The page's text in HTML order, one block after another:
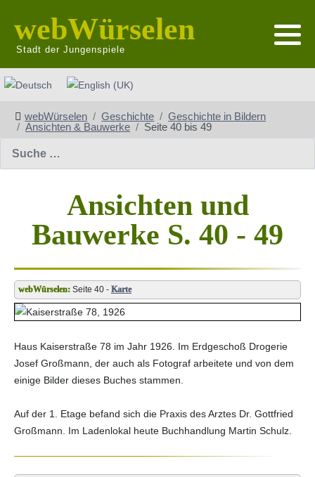
webWürselen
Stadt der Jungenspiele
Sprache auswählen
webWürselen Geschichte
Geschichte in Bildern
Ansichten & Bauwerke
Seite 40 bis 49
Ansichten und
Bauwerke S. 40 - 49
Seite 40 - Karte
Haus Kaiserstraße 78 im Jahr 1926. Im Erdgeschoß Drogerie
Josef Großmann, der auch als Fotograf arbeitete und von dem
einige Bilder dieses Buches stammen.
Auf der 1. Etage befand sich die Praxis des Arztes Dr. Gottfried
Großmann. Im Ladenlokal heute Buchhandlung Martin Schulz.